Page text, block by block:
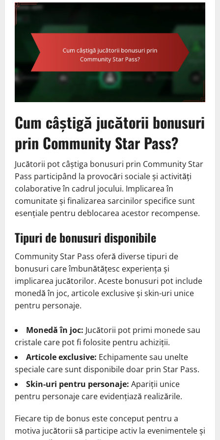
Cum câștigă jucătorii bonusuri
prin Community Star Pass?
Jucătorii pot câștiga bonusuri prin Community Star
Pass participând la provocări sociale și activități
colaborative în cadrul jocului. Implicarea în
comunitate și finalizarea sarcinilor specifice sunt
esențiale pentru deblocarea acestor recompense.
Tipuri de bonusuri disponibile
Community Star Pass oferă diverse tipuri de
bonusuri care îmbunătățesc experiența și
implicarea jucătorilor. Aceste bonusuri pot include
monedă în joc, articole exclusive și skin-uri unice
pentru personaje.
Monedă în joc: Jucătorii pot primi monede sau
cristale care pot fi folosite pentru achiziții.
Articole exclusive: Echipamente sau unelte
speciale care sunt disponibile doar prin Star Pass.
Skin-uri pentru personaje: Apariții unice
pentru personaje care evidențiază realizările.
Fiecare tip de bonus este conceput pentru a
motiva jucătorii să participe activ la evenimentele și